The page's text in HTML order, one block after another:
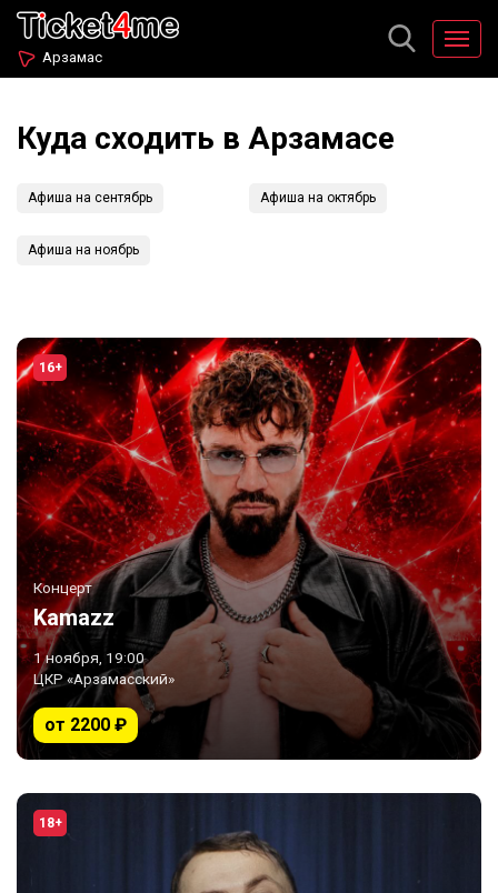
Арзамас
Куда сходить в Арзамасе
Афиша на сентябрь Афиша на октябрь
Афиша на ноябрь
16+
Концерт
Kamazz
1 ноября, 19:00
ЦКР «Арзамасский»
от 2200 ₽
18+